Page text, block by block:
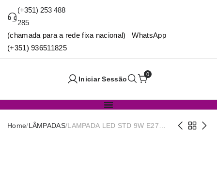
(+351) 253 488
285
(chamada para a rede fixa nacional) WhatsApp
(+351) 936511825
Iniciar Sessão
0
Home/LÂMPADAS/LAMPADA LED STD 9W E27